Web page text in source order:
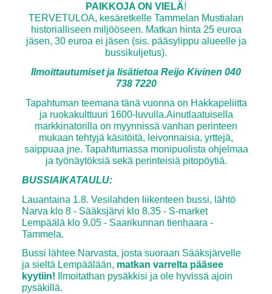
PAIKKOJA ON VIELÄ!
TERVETULOA, kesäretkelle Tammelan Mustialan
historialliseen miljööseen. Matkan hinta 25 euroa
jäsen, 30 euroa ei jäsen (sis. pääsylippu alueelle ja
bussikuljetus).
Ilmoittautumiset ja lisätietoa Reijo Kivinen 040
738 7220
Tapahtuman teemana tänä vuonna on Hakkapeliitta
ja ruokakulttuuri 1600-luvulla.Ainutlaatuisella
markkinatorilla on myynnissä vanhan perinteen
mukaan tehtyjä käsitöitä, leivonnaisia, yrttejä,
saippuaa jne. Tapahtumassa monipuolista ohjelmaa
ja työnäytöksiä sekä perinteisiä pitopöytiä.
BUSSIAIKATAULU:
Lauantaina 1.8. Vesilahden liikenteen bussi, lähtö
Narva klo 8 - Sääksjärvi klo 8.35 - S-market
Lempäälä klo 9.05 - Saarikunnan tienhaara -
Tammela.
Bussi lähtee Narvasta, josta suoraan Sääksjärvelle
ja sieltä Lempäälään, matkan varrelta pääsee
kyytiin! Ilmoitathan pysäkkisi ja ole hyvissä ajoin
pysäkillä.